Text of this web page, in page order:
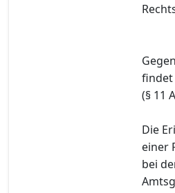
findet
(§ 11
Die
einer
bei